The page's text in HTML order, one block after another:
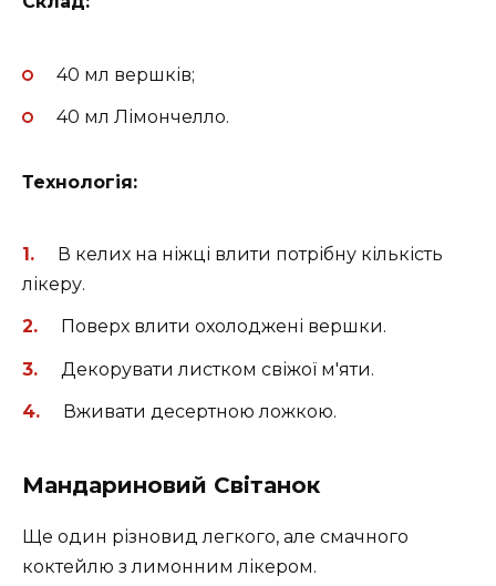
40 мл вершків;
40 мл Лімончелло.
Технологія:
В келих на ніжці влити потрібну кількість
лікеру.
Поверх влити охолоджені вершки.
Декорувати листком свіжої м'яти.
Вживати десертною ложкою.
Мандариновий Світанок
Ще один різновид легкого, але смачного
коктейлю з лимонним лікером.